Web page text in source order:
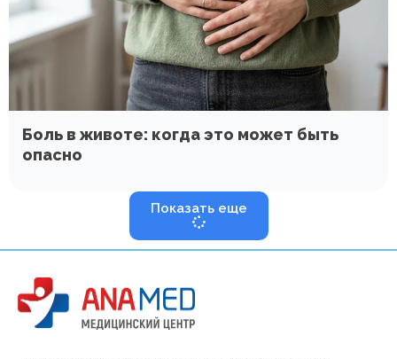
Боль в животе: когда это может быть
опасно
Показать еще